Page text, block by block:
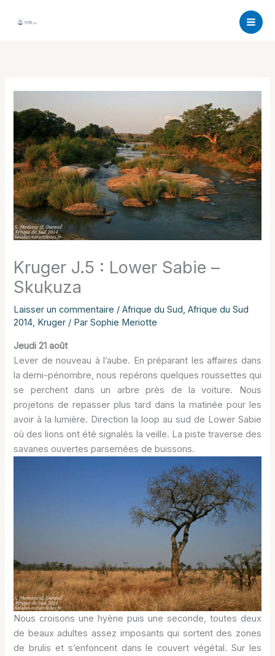
Kruger J.5 : Lower Sabie –
Skukuza
Laisser un commentaire /Afrique du Sud,Afrique du Sud
2014, Kruger / ParSophie Meriotte
Jeudi 21 août
Lever de nouveau à l’aube. En préparant les affaires dans
la demi-pénombre, nous repérons quelques roussettes qui
se perchent dans un arbre près de la voiture. Nous
projetons de repasser plus tard dans la matinée pour les
avoir à la lumière. Direction la loop au sud de Lower Sabie
où des lions ont été signalés la veille. La piste traverse des
savanes ouvertes parsemées de buissons.
Nous croisons une hyène puis une seconde, toutes deux
de beaux adultes assez imposants qui sortent des zones
de brulis et s’enfoncent dans le couvert végétal. Sur les